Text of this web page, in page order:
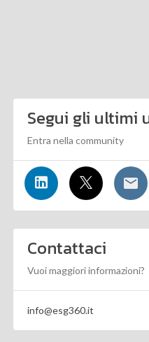
Segui gli ultimi
Entra nella community
Contattaci
Vuoi maggiori informazioni?
info@esg360.it